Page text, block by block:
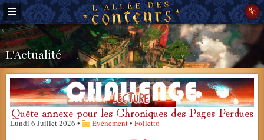
L'Actualité
Quête annexe pour les Chroniques des Pages Perdues
Lundi 6 Juillet 2026 • Evénement• Folletto